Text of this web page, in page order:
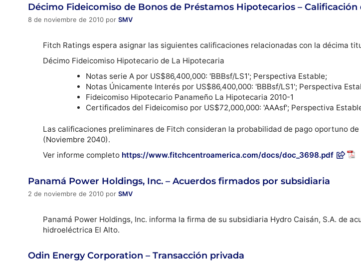
Décimo Fideicomiso de Bonos de Préstamos Hipotecarios – Calificación
8 de noviembre de 2010 por SMV
Fitch Ratings espera asignar las siguientes calificaciones relacionadas con la décima
Décimo Fideicomiso Hipotecario de La Hipotecaria
Notas serie A por US$86,400,000: 'BBBsf/LS1'; Perspectiva Estable;
Notas Únicamente Interés por US$86,400,000: 'BBBsf/LS1'; Perspectiva
Fideicomiso Hipotecario Panameño La Hipotecaria 2010-1
Certificados del Fideicomiso por US$72,000,000: 'AAAsf'; Perspectiva
Las calificaciones preliminares de Fitch consideran la probabilidad de pago oportuno
(Noviembre 2040).
Ver informe completo https://www.fitchcentroamerica.com/docs/doc_3698.pdf
Panamá Power Holdings, Inc. – Acuerdos firmados por subsidiaria
2 de noviembre de 2010 por SMV
Panamá Power Holdings, Inc. informa la firma de su subsidiaria Hydro Caisán, S.A. de
hidroeléctrica El Alto.
Odin Energy Corporation – Transacción privada